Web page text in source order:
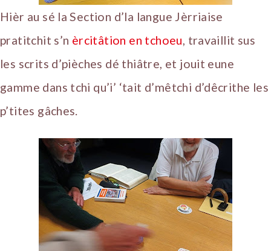
Hièr au sé la Section d’la langue Jèrriaise
pratitchit s’n èrcitâtion en tchoeu, travaillit sus
les scrits d’pièches dé thiâtre, et jouit eune
gamme dans tchi qu’i’ ‘tait d’mêtchi d’dêcrithe les
p’tites gâches.